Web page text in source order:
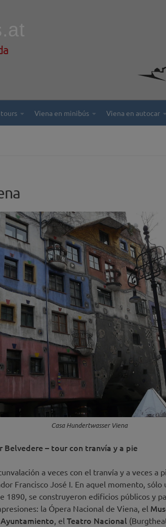
Viena en minibús Viena en autocar
Casa Hundertwasser Viena
Belvedere – tour con tranvía y a pie
a veces con el tranvía y a veces a
Francisco José I. En aquel momento,
1890, se construyeron edificios públicos y
la Ópera Nacional de Viena, el
Ayuntamiento, el Teatro Nacional